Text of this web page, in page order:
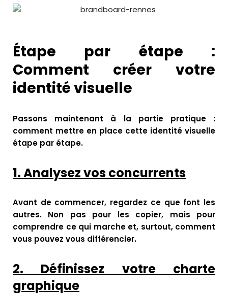
Étape par étape :
Comment créer votre
identité visuelle
Passons maintenant à la partie pratique :
comment mettre en place cette identité visuelle
étape par étape.
1.Analysez vos concurrents
Avant de commencer, regardez ce que font les
autres. Non pas pour les copier, mais pour
comprendre ce qui marche et, surtout, comment
vous pouvez vous différencier.
2. Définissez votre charte
graphique